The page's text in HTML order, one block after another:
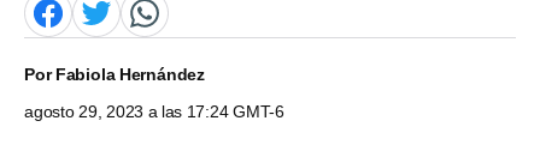
PorFabiola Hernández
agosto 29, 2023 a las 17:24 GMT-6